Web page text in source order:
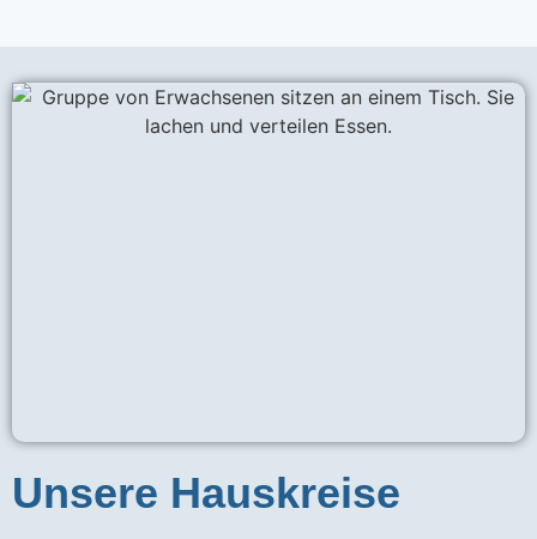
Unsere Hauskreise